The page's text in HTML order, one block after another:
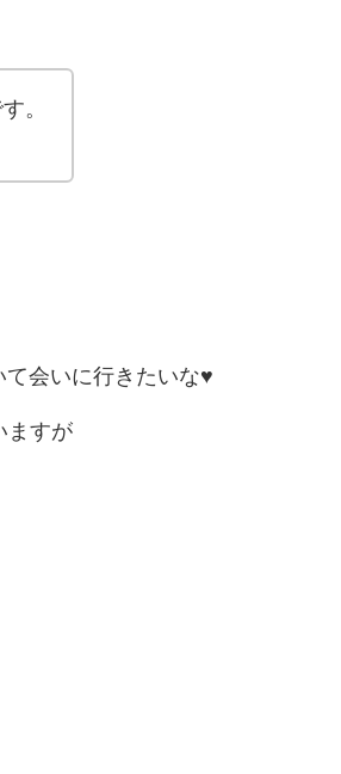
。
て会いに行きたいな♥
ますが